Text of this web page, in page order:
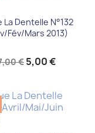
La Dentelle N°132
Fév/Mars 2013)
€ 5,00 €